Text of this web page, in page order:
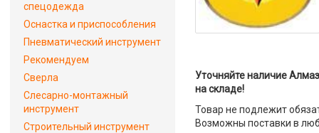
Уточняйте наличие
на складе!
Товар не подлежит
Возможны поставки в
спецодежда
Оснастка и приспособления
Пневматический инструмент
Рекомендуем
Сверла
Слесарно-монтажный
инструмент
Строительный инструмент